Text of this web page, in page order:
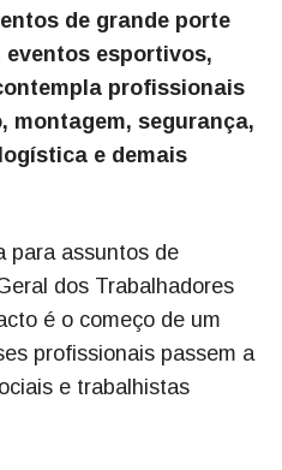
de grande porte
esportivos,
profissionais
montagem, segurança,
e demais
para assuntos de
dos Trabalhadores
é o começo de um
profissionais passem a
e trabalhistas